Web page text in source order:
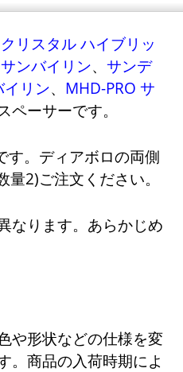
リスタル ハイブリッ
ンバイリン、サンデ
イリン、 MHD-PRO サ
ペーサーです。
。ディアボロの両側
2)ご注文ください。
なります。あらかじめ
や形状などの仕様を変
。商品の入荷時期によ